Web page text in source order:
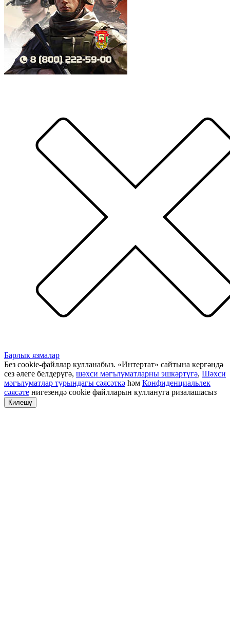
Барлык язмалар
Без cookie-файллар кулланабыз. «Интертат» сайтына кергәндә
сез әлеге белдерүгә, шәхси мәгълүматларны эшкәртүгә, Шәхси
мәгълүматлар турындагы сәясәткә һәм Конфиденциальлек
сәясәте нигезендә cookie файлларын куллануга ризалашасыз
Килешү